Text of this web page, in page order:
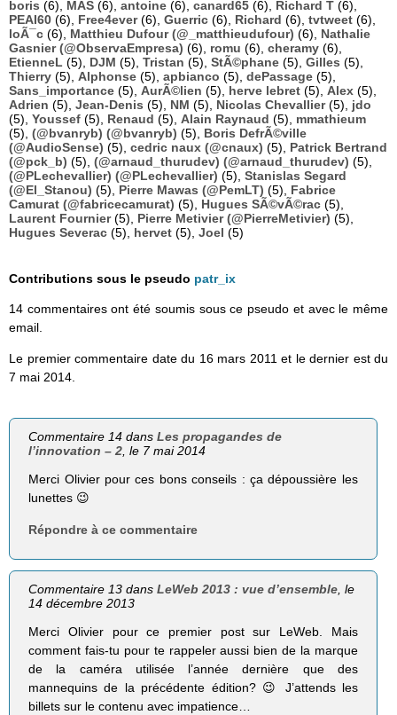
boris (6), MAS (6), antoine (6), canard65 (6), Richard T (6),
PEAI60 (6), Free4ever(6), Guerric (6), Richard (6), tvtweet (6),
loÃ¯c (6), Matthieu Dufour (@_matthieudufour) (6), Nathalie
Gasnier (@ObservaEmpresa) (6), romu (6), cheramy (6),
EtienneL (5), DJM (5), Tristan (5), StÃ©phane (5), Gilles (5),
Thierry (5), Alphonse (5), apbianco (5), dePassage (5),
Sans_importance (5), AurÃ©lien (5), herve lebret (5), Alex (5),
Adrien (5), Jean-Denis (5), NM (5), Nicolas Chevallier(5), jdo
(5), Youssef (5), Renaud (5), Alain Raynaud (5), mmathieum
(5), (@bvanryb) (@bvanryb) (5), Boris DefrÃ©ville
(@AudioSense) (5), cedric naux (@cnaux) (5), Patrick Bertrand
(@pck_b) (5), (@arnaud_thurudev) (@arnaud_thurudev) (5),
(@PLechevallier) (@PLechevallier) (5), Stanislas Segard
(@El_Stanou) (5), Pierre Mawas (@PemLT) (5), Fabrice
Camurat (@fabricecamurat) (5), Hugues SÃ©vÃ©rac (5),
Laurent Fournier(5), Pierre Metivier (@PierreMetivier) (5),
Hugues Severac (5), hervet (5), Joel (5)
Contributions sous le pseudo patr_ix
14 commentaires ont été soumis sous ce pseudo et avec le même
email.
Le premier commentaire date du 16 mars 2011 et le dernier est du
7 mai 2014.
Commentaire 14 dansLes propagandes de
l’innovation – 2, le 7 mai 2014
Merci Olivier pour ces bons conseils : ça dépoussière les
lunettes 😉
Répondre à ce commentaire
Commentaire 13 dansLeWeb 2013 : vue d’ensemble , le
14 décembre 2013
Merci Olivier pour ce premier post sur LeWeb. Mais
comment fais-tu pour te rappeler aussi bien de la marque
de la caméra utilisée l’année dernière que des
mannequins de la précédente édition? 😉 J’attends les
billets sur le contenu avec impatience…